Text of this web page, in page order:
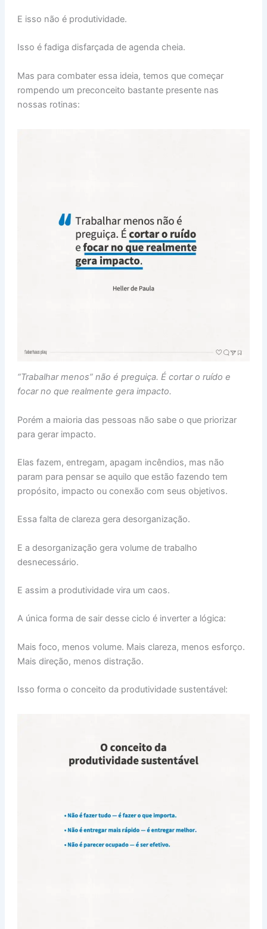
E isso não é produtividade.
Isso é fadiga disfarçada de agenda cheia.
Mas para combater essa ideia, temos que começar
rompendo um preconceito bastante presente nas
nossas rotinas:
“Trabalhar menos” não é preguiça. É cortar o ruído e
focar no que realmente gera impacto.
Porém a maioria das pessoas não sabe o que priorizar
para gerar impacto.
Elas fazem, entregam, apagam incêndios, mas não
param para pensar se aquilo que estão fazendo tem
propósito, impacto ou conexão com seus objetivos.
Essa falta de clareza gera desorganização.
E a desorganização gera volume de trabalho
desnecessário.
E assim a produtividade vira um caos.
A única forma de sair desse ciclo é inverter a lógica:
Mais foco, menos volume. Mais clareza, menos esforço.
Mais direção, menos distração.
Isso forma o conceito da produtividade sustentável: